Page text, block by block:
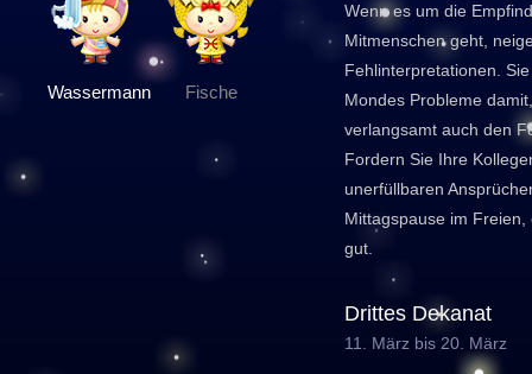
Wassermann Fische
Wenn es um die
Mitmenschen geht,
Fehlinterpretationen.
Mondes Probleme
verlangsamt auch den
Fordern Sie Ihre
unerfüllbaren
Mittagspause im
gut.
Drittes Dekanat
11. März bis 20. März